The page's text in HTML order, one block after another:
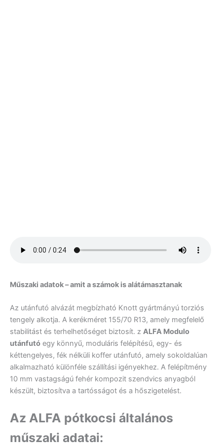
Műszaki adatok – amit a számok is alátámasztanak
Az utánfutó alvázát megbízható Knott gyártmányú torziós
tengely alkotja. A kerékméret 155/70 R13, amely megfelelő
stabilitást és terhelhetőséget biztosít. z ALFA Modulo
utánfutó egy könnyű, moduláris felépítésű, egy- és
kéttengelyes, fék nélküli koffer utánfutó, amely sokoldalúan
alkalmazható különféle szállítási igényekhez. A felépítmény
10 mm vastagságú fehér kompozit szendvics anyagból
készült, biztosítva a tartósságot és a hőszigetelést.
Az ALFA pótkocsi általános
műszaki adatai: